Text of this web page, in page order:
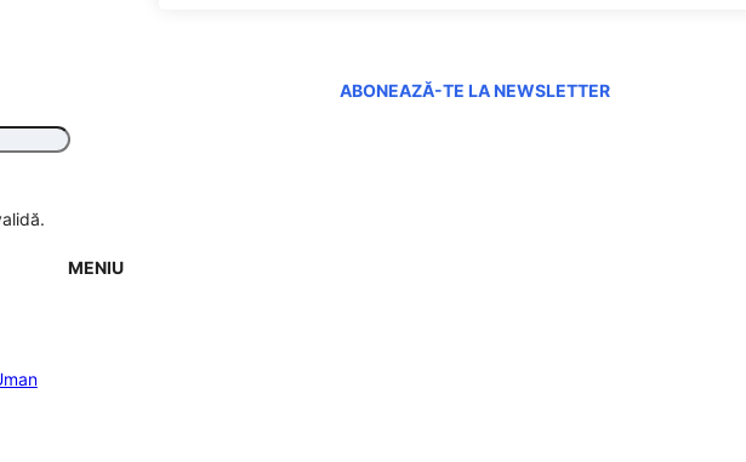
ABONEAZĂ-TE LA NEWSLETTER
MENIU